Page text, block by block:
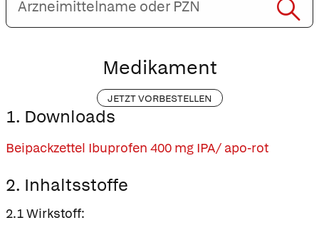
oder
PZN
Medikament
JETZT VORBESTELLEN
1. Downloads
Beipackzettel Ibuprofen 400 mg IPA/ apo-rot
2. Inhaltsstoffe
2.1 Wirkstoff: